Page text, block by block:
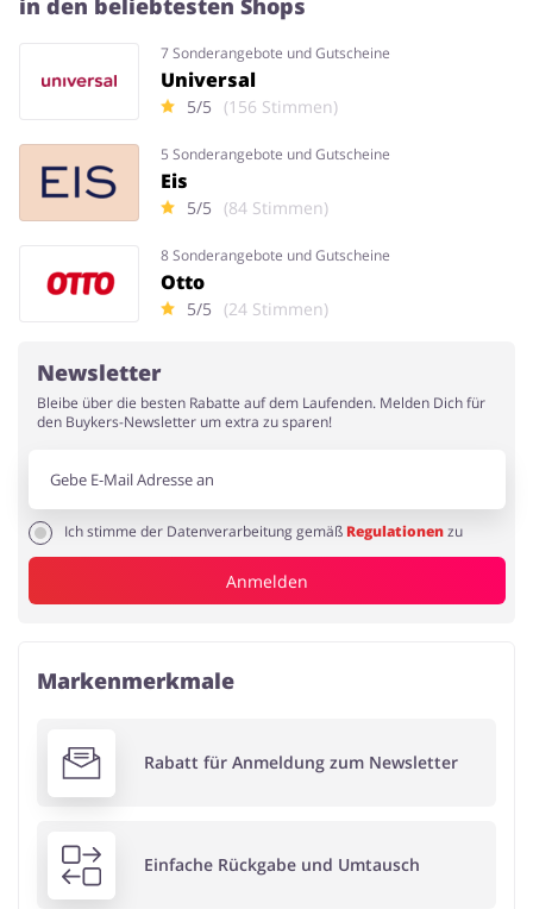
7 Sonderangebote und Gutscheine
Universal
5/5 (156 Stimmen)
5 Sonderangebote und Gutscheine
Eis
5/5 (84 Stimmen)
8 Sonderangebote und Gutscheine
Otto
5/5 (24 Stimmen)
Newsletter
Bleibe über die besten Rabatte auf dem Laufenden. Melden Dich für
den Buykers-Newsletter um extra zu sparen!
Ich stimme der Datenverarbeitung gemäß Regulationenzu
Anmelden
Markenmerkmale
Rabatt für Anmeldung zum Newsletter
Einfache Rückgabe und Umtausch